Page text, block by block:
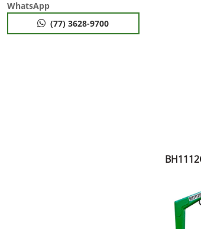
WhatsApp
(77) 3628-9700